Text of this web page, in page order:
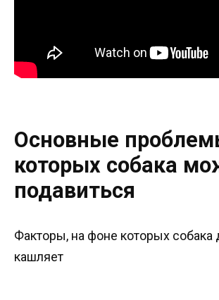
Основные
которых собака
подавиться
Факторы, на фоне которых собака
кашляет